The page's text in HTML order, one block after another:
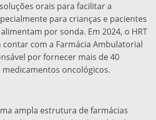
orais para facilitar a
para crianças e pacientes
por sonda. Em 2024, o HRT
com a Farmácia Ambulatorial
por fornecer mais de 40
oncológicos.
ampla estrutura de farmácias